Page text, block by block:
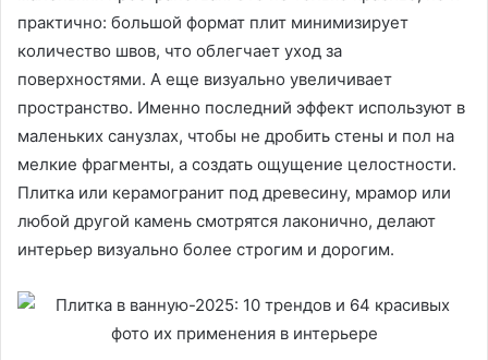
практично: большой формат плит минимизирует
количество швов, что облегчает уход за
поверхностями. А еще визуально увеличивает
пространство. Именно последний эффект используют в
маленьких санузлах, чтобы не дробить стены и пол на
мелкие фрагменты, а создать ощущение целостности.
Плитка или керамогранит под древесину, мрамор или
любой другой камень смотрятся лаконично, делают
интерьер визуально более строгим и дорогим.